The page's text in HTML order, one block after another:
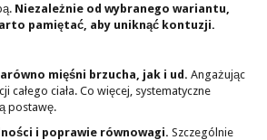
Niezależnie od wybranego wariantu,
pamiętać, aby uniknąć kontuzji.
mięśni brzucha, jak i ud. Angażując
ciała. Co więcej, systematyczne
postawę.
i poprawie równowagi. Szczególnie